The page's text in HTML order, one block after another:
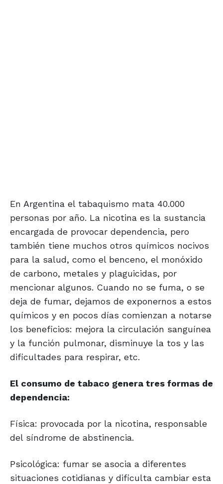
En Argentina el tabaquismo mata 40.000
personas por año. La nicotina es la sustancia
encargada de provocar dependencia, pero
también tiene muchos otros químicos nocivos
para la salud, como el benceno, el monóxido
de carbono, metales y plaguicidas, por
mencionar algunos. Cuando no se fuma, o se
deja de fumar, dejamos de exponernos a estos
químicos y en pocos días comienzan a notarse
los beneficios: mejora la circulación sanguínea
y la función pulmonar, disminuye la tos y las
dificultades para respirar, etc.
El consumo de tabaco genera tres formas de
dependencia:
Física: provocada por la nicotina, responsable
del síndrome de abstinencia.
Psicológica: fumar se asocia a diferentes
situaciones cotidianas y dificulta cambiar esta